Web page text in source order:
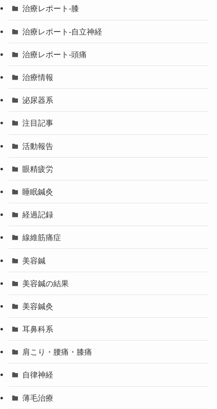
治療レポート-膝
治療レポート-自立神経
治療レポート-頭痛
治療情報
泌尿器系
注目記事
活動報告
眼精疲労
睡眠鍼灸
経過記録
線維筋痛症
美容鍼
美容鍼の結果
美容鍼灸
耳鼻科系
肩こり・腰痛・膝痛
自律神経
薄毛治療